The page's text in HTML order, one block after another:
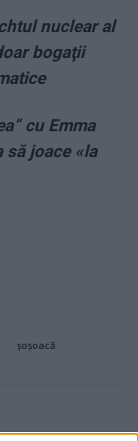
nuclear al
bogaţii
cu Emma
să joace «la
șoșoacă